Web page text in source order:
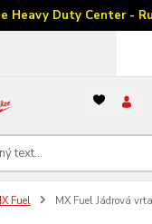
Heavy Duty Center -
Fuel MX Fuel Jádrová